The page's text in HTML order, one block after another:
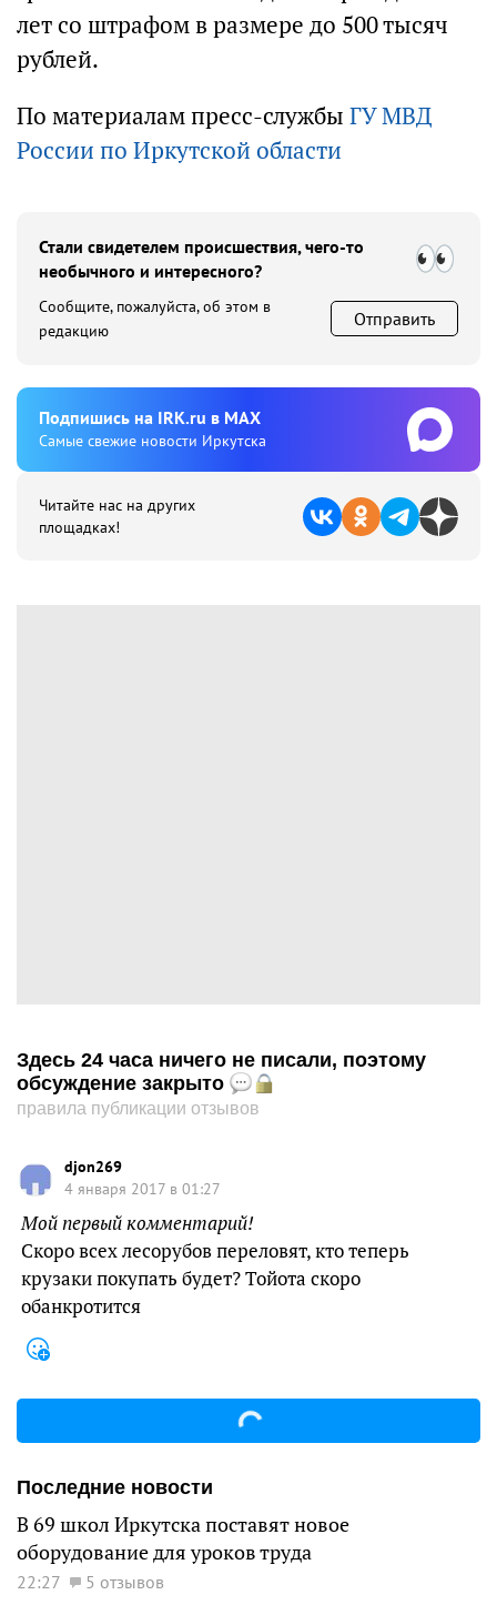
лет со штрафом в размере до 500 тысяч
рублей.
По материалам пресс-службы ГУ МВД
России по Иркутской области
Стали свидетелем происшествия, чего-то
необычного и интересного?
Сообщите, пожалуйста, об этом в
редакцию
Отправить
Подпишиcь на IRK.ru в MAX
Cамые свежие новости Иркутска
Читайте нас на других
площадках!
Здесь 24 часа ничего не писали, поэтому
обсуждение закрыто
правила публикации отзывов
djon269
4 января 2017 в 01:27
Мой первый комментарий!
Скоро всех лесорубов переловят, кто теперь
крузаки покупать будет? Тойота скоро
обанкротится
Последние новости
В 69 школ Иркутска поставят новое
оборудование для уроков труда
22:27 5 отзывов